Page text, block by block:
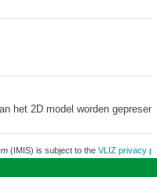
het 2D model worden
(IMIS) is subject to the VLIZ privacy